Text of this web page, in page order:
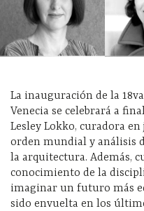
La inauguración de la
Venecia se celebrará a
Lesley Lokko, curadora
orden mundial y análisis
la arquitectura. Además,
conocimiento de la
imaginar un futuro más
sido envuelta en los